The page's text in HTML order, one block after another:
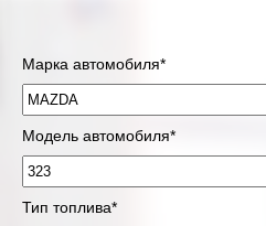
Марка автомобиля*
Модель автомобиля*
Тип топлива*